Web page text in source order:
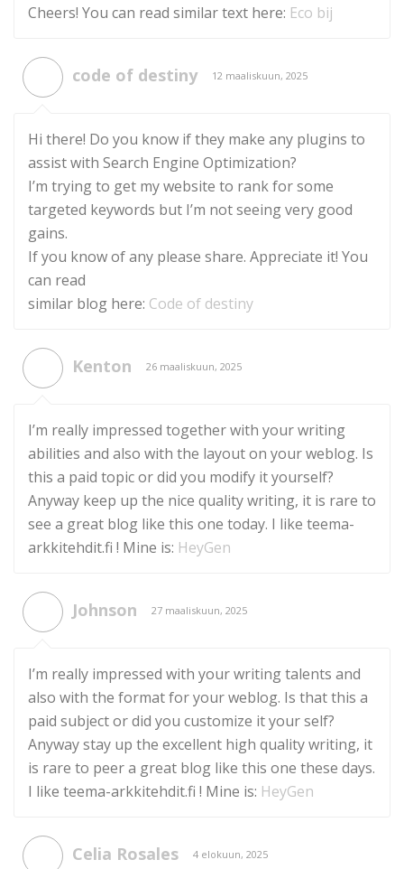
Cheers! You can read similar text here: Eco bij
code of destiny 12 maaliskuun, 2025
Hi there! Do you know if they make any plugins to
assist with Search Engine Optimization?
I’m trying to get my website to rank for some
targeted keywords but I’m not seeing very good
gains.
If you know of any please share. Appreciate it! You
can read
similar blog here: Code of destiny
Kenton 26 maaliskuun, 2025
I’m really impressed together with your writing
abilities and also with the layout on your weblog. Is
this a paid topic or did you modify it yourself?
Anyway keep up the nice quality writing, it is rare to
see a great blog like this one today. I like teema-
arkkitehdit.fi ! Mine is: HeyGen
Johnson 27 maaliskuun, 2025
I’m really impressed with your writing talents and
also with the format for your weblog. Is that this a
paid subject or did you customize it your self?
Anyway stay up the excellent high quality writing, it
is rare to peer a great blog like this one these days.
I like teema-arkkitehdit.fi ! Mine is: HeyGen
Celia Rosales 4 elokuun, 2025